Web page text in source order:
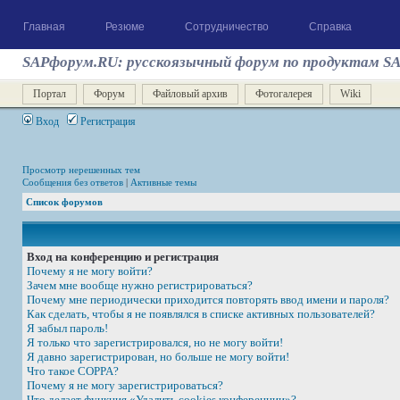
Главная Резюме Сотрудничество Справка
SAPфорум.RU: русскоязычный форум по продуктам
Портал Форум Файловый архив Фотогалерея Wiki
Вход Регистрация
Просмотр нерешенных тем
Сообщения без ответов | Активные темы
Список форумов
Вход на конференцию и регистрация
Почему я не могу войти?
Зачем мне вообще нужно регистрироваться?
Почему мне периодически приходится повторять ввод имени и пароля?
Как сделать, чтобы я не появлялся в списке активных пользователей?
Я забыл пароль!
Я только что зарегистрировался, но не могу войти!
Я давно зарегистрирован, но больше не могу войти!
Что такое COPPA?
Почему я не могу зарегистрироваться?